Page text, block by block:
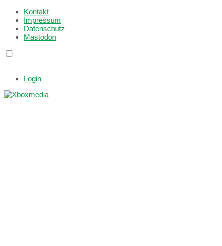
Kontakt
Impressum
Datenschutz
Mastodon
Login